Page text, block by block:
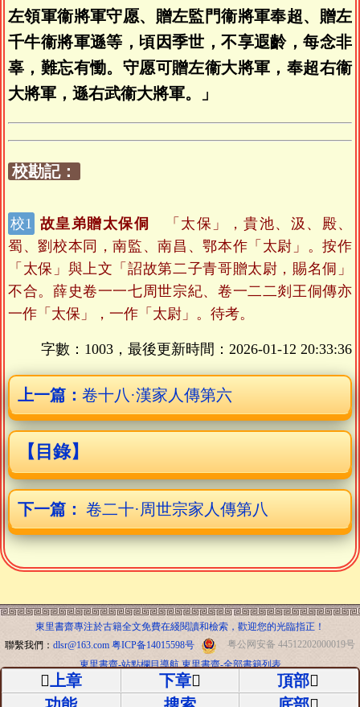
左領軍衞將軍守愿、贈左監門衞將軍奉超、贈左
千牛衞將軍遜等，頃因季世，不享遐齡，每念非
辜，難忘有慟。守愿可贈左衞大將軍，奉超右衞
大將軍，遜右武衞大將軍。」
校勘記：
故皇弟贈太保侗
「太保」，貴池、汲、殿、
蜀、劉校本同，南監、南昌、鄂本作「太尉」。按作
「太保」與上文「詔故第二子青哥贈太尉，賜名侗」
不合。薛史卷一一七周世宗紀、卷一二二剡王侗傳亦
一作「太保」，一作「太尉」。待考。
字數：1003，最後更新時間： 2026-01-12 20:33:36
上一篇： 卷十八·漢家人傳第六
【目錄】
下一篇： 卷二十·周世宗家人傳第八
東里書齋專注於古籍全文免費在綫閱讀和檢索，歡迎您的光臨指正！
聯繫我們： dlsr@163.com 粤ICP备14015598号
粤公网安备 44512202000019号
東里書齋-站點欄目導航 東里書齋-全部書籍列表
上章 下章
頂部